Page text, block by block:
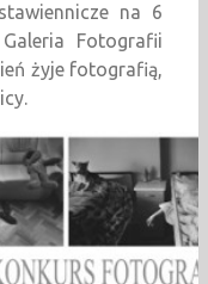
na 6
Fotografii
żyje fotografią,